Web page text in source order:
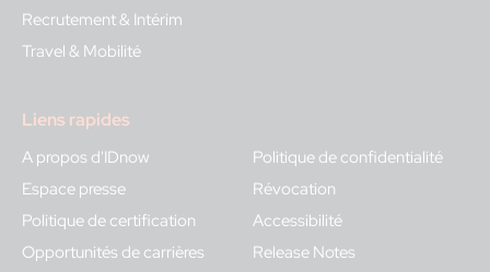
Recrutement & Intérim
Travel & Mobilité
Liens rapides
A propos d'IDnow
Espace presse
Politique de certification
Opportunités de carrières
Politique de confidentialité
Révocation
Accessibilité
Release Notes